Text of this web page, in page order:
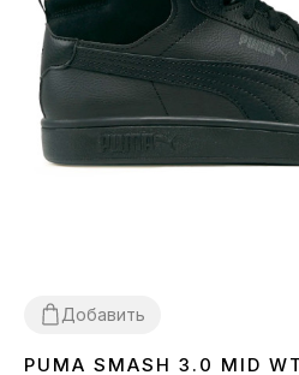
Добавить
PUMA SMASH 3.0 MID